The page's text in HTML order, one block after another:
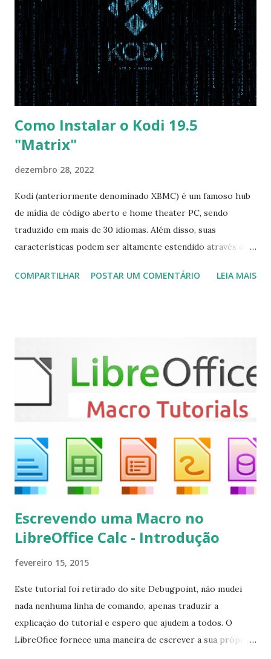
opção garante boot com Win e Linux) Boot > Boot Priority
Order USB HDD: SATA CD: SATA HDD: Essa ordem de boot
vai garantir que ele tente primeiro o boot pela USB, depois
pelo CD e por último no HD. Apenas as opções acima são
as necessá...
Como Instalar o Kodi 19.5
"Matrix"
dezembro 28, 2022
Kodi (anteriormente denominado XBMC) é um famoso hub
de mídia de código aberto e home theater PC, sendo
traduzido em mais de 30 idiomas. Além disso, suas
características podem ser altamente estendido através de
(personal video recorder). A versão final do Kodi 19.5
sudo apt-get install kodi Use o comando a seguir para
instalar codecs de áudio e outros complementos,
executando: $ sudo apt-get install --install-suggests
kodi Para remover, execute: $ sudo apt-get remove
COMPARTILHAR POSTAR UM COMENTÁRIO LEIA MAIS
Escrevendo uma Macro no
LibreOffice Calc - Introdução
fevereiro 15, 2015
Este tutorial foi retirado do site Debugpoint, não mudei
nada nenhuma linha de comando, apenas traduzir a
explicação do tutorial e espero que ajudem a todos. O
LibreOfice fornece uma maneira de escrever a sua própria